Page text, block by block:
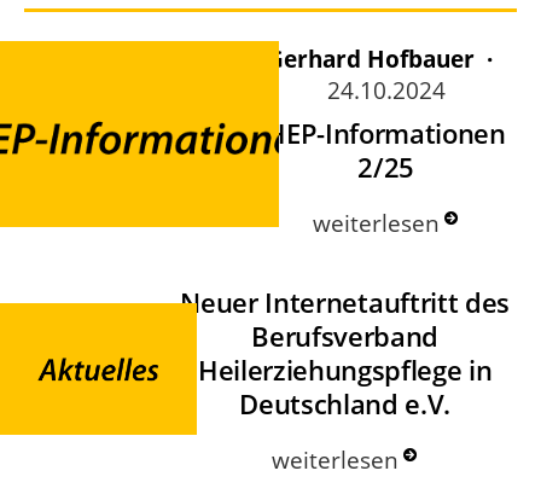
Gerhard Hofbauer ·
24.10.2024
HEP-Informationen
2/25
weiterlesen
Neuer Internetauftritt des
Berufsverband
Heilerziehungspflege in
Deutschland e.V.
weiterlesen